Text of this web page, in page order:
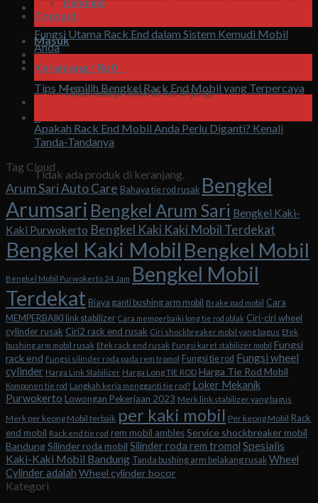
Contact
Masuk
Keranjang / Rp0
Tidak ada produk di keranjang.
Keranjang
Tidak ada produk di keranjang.
Agu
Fungsi Utama Rack End dalam Sistem Kemudi Mobil
Anda
08
Agu
Tips Memilih Bengkel Rack End Mobil yang Terpercaya
Apakah Rack End Mobil Anda Perlu Diganti? Kenali
Tanda-Tandanya
Tag Cloud
Arum Sari Auto Care Bahaya tie rod rusak Bengkel
Arumsari Bengkel Arum Sari Bengkel Kaki-
Kaki Purwokerto Bengkel Kaki Kaki Mobil Terdekat
Bengkel Kaki Mobil Bengkel Mobil
Bengkel Mobil Purwokerto 24 Jam Bengkel Mobil
Terdekat Biaya ganti bushing arm mobil Brake pad mobil Cara
MEMPERBAIKI link stabilizer Cara memperbaiki long tie rod oblak Ciri-ciri wheel
cylinder rusak Ciri2 rack end rusak Ciri shockbreaker mobil yang bagus Efek
bushing arm mobil rusak Efek rack end rusak Fungsi karet stabilizer mobil Fungsi
rack end Fungsi silinder roda pada rem tromol Fungsi tie rod Fungsi wheel
cylinder Harga Link Stabilizer Harga Long TIE ROD Harga Tie Rod Mobil
Komponen tie rod Langkah kerja mengganti tie rod? Loker Mekanik
Purwokerto Lowongan Pekerjaan 2023 Merk link stabilizer yang bagus
Merk per keong Mobil terbaik per kaki mobil Per keong Mobil Rack
end mobil Rack end tie rod rem mobil amblesService shockbreaker mobil
BandungSilinder roda mobil Silinder roda rem tromol Spesialis
Kaki-Kaki Mobil Bandung Tanda bushing arm belakang rusak Wheel
Cylinder adalah Wheel cylinder bocor
Kategori